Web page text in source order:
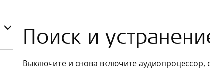
Поиск и
Выключите и снова включите